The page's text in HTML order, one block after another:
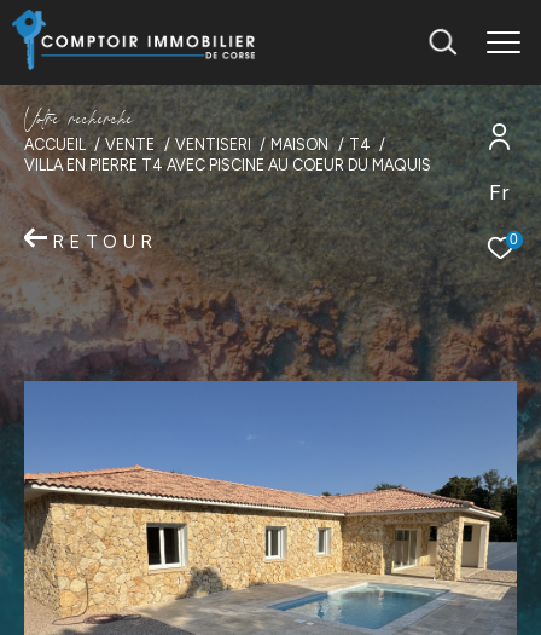
Fr
0
Votre recherche
ACCUEIL VENTE VENTISERI MAISON
T4
VILLA EN PIERRE T4 AVEC PISCINE AU COEUR DU MAQUIS
RETOUR